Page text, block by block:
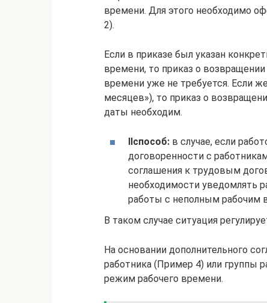
времени. Для этого необходимо
2).
Если в приказе был указан
времени, то приказ о
времени уже не требуется. Если
месяцев»), то приказ о
даты необходим.
IIспособ: в случае, если
договоренности с
соглашения к трудовым
необходимости уведомлять
работы с неполным рабочим
В таком случае ситуация
На основании дополнительного
работника (Пример 4) или группы
режим рабочего времени.